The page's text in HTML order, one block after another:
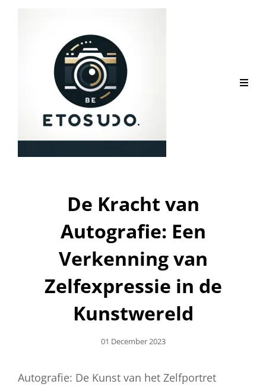
De Kracht van
Autografie: Een
Verkenning van
Zelfexpressie in de
Kunstwereld
Geplaatst
01 December 2023
Autografie: De Kunst van het Zelfportret